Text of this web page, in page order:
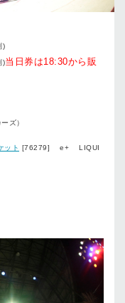
)
)当日券は18:30から販
ズ）
ット [76279] e+ LIQUI